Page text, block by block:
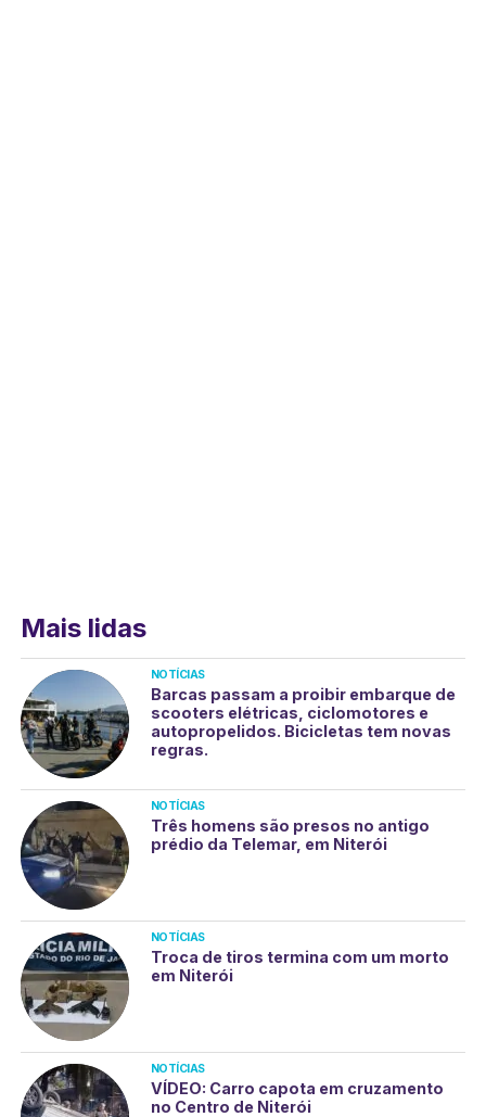
Mais lidas
NOTÍCIAS
Barcas passam a proibir embarque de
scooters elétricas, ciclomotores e
autopropelidos. Bicicletas tem novas
regras.
NOTÍCIAS
Três homens são presos no antigo
prédio da Telemar, em Niterói
NOTÍCIAS
Troca de tiros termina com um morto
em Niterói
NOTÍCIAS
VÍDEO: Carro capota em cruzamento
no Centro de Niterói